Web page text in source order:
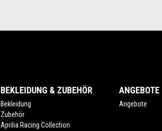
BEKLEIDUNG & ZUBEHÖR
Bekleidung
Zubehör
Aprilia Racing Collection
ANGEBOTE
Angebote